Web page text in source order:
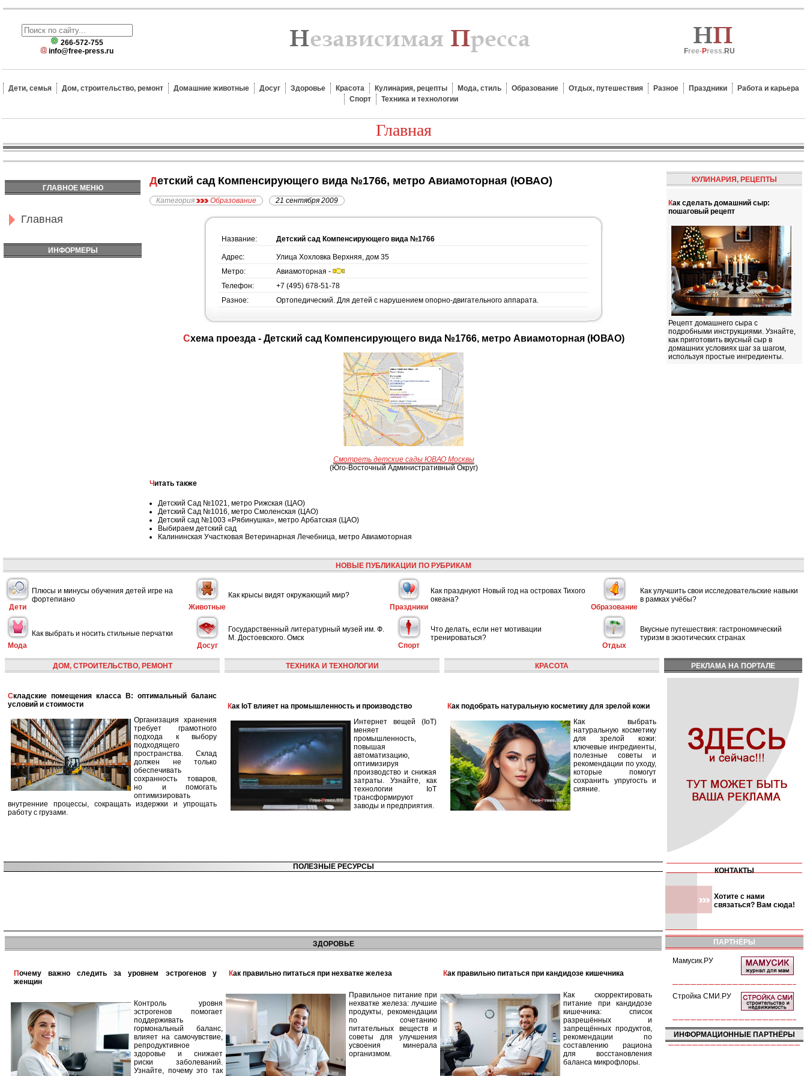
266-572-755
info@free-press.ru
Free-Press.RU
Дети, семья Дом, строительство, ремонт Домашние животные Досуг Здоровье Красота Кулинария, рецепты Мода, стиль Образование Отдых, путешествия Разное Праздники
Работа и карьера
Спорт
Техника и технологии
Главная
ГЛАВНОЕ МЕНЮ
Главная
ИНФОРМЕРЫ
Детский сад Компенсирующего вида №1766, метро Авиамоторная (ЮВАО)
Категория Образование 21 сентября 2009
Название: Детский сад Компенсирующего вида №1766
Адрес:
Улица Хохловка Верхняя, дом 35
Метро:
Авиамоторная -
Телефон:
+7 (495) 678-51-78
Разное:
Ортопедический. Для детей с нарушением опорно-двигательного аппарата.
Схема проезда - Детский сад Компенсирующего вида №1766, метро Авиамоторная (ЮВАО)
Смотреть детские сады ЮВАО Москвы
(Юго-Восточный Административный Округ)
Читать также
Детский Сад №1021, метро Рижская (ЦАО)
Детский Сад №1016, метро Смоленская (ЦАО)
Детский сад №1003 «Рябинушка», метро Арбатская (ЦАО)
Выбираем детский сад
Калининская Участковая Ветеринарная Лечебница, метро Авиамоторная
КУЛИНАРИЯ, РЕЦЕПТЫ
Как сделать домашний сыр:
пошаговый рецепт
Рецепт домашнего сыра с
подробными инструкциями. Узнайте,
как приготовить вкусный сыр в
домашних условиях шаг за шагом,
используя простые ингредиенты.
НОВЫЕ ПУБЛИКАЦИИ ПО РУБРИКАМ
Дети
Плюсы и минусы обучения детей игре на
фортепиано
Животные
Как крысы видят окружающий мир?
Праздники
Как празднуют Новый год на островах Тихого
океана?
Образование
Как улучшить свои исследовательские навыки
в рамках учёбы?
Мода
Как выбрать и носить стильные перчатки
Досуг
Государственный литературный музей им. Ф.
М. Достоевского. Омск
Спорт
Что делать, если нет мотивации
тренироваться?
Отдых
Вкусные путешествия: гастрономический
туризм в экзотических странах
ДОМ, СТРОИТЕЛЬСТВО, РЕМОНТ
Складские помещения класса B: оптимальный баланс
условий и стоимости
Организация хранения
требует грамотного
подхода к выбору
подходящего
пространства. Склад
должен не только
обеспечивать
сохранность товаров,
но и помогать
оптимизировать
внутренние процессы, сокращать издержки и упрощать
работу с грузами.
ТЕХНИКА И ТЕХНОЛОГИИ
Как IoT влияет на промышленность и производство
Интернет вещей (IoT)
меняет
промышленность,
повышая
автоматизацию,
оптимизируя
производство и снижая
затраты. Узнайте, как
технологии IoT
трансформируют
заводы и предприятия.
КРАСОТА
Как подобрать натуральную косметику для зрелой кожи
Как выбрать
натуральную косметику
для зрелой кожи:
ключевые ингредиенты,
полезные советы и
рекомендации по уходу,
которые помогут
сохранить упругость и
сияние.
РЕКЛАМА НА ПОРТАЛЕ
ПОЛЕЗНЫЕ РЕСУРСЫ КОНТАКТЫ
Хотите с нами
связаться? Вам сюда!
ЗДОРОВЬЕ
Почему важно следить за уровнем эстрогенов у
женщин
Контроль уровня
эстрогенов помогает
поддерживать
гормональный баланс,
влияет на самочувствие,
репродуктивное
здоровье и снижает
риски заболеваний.
Узнайте, почему это так
Как правильно питаться при нехватке железа
Правильное питание при
нехватке железа: лучшие
продукты, рекомендации
по сочетанию
питательных веществ и
советы для улучшения
усвоения минерала
организмом.
Как правильно питаться при кандидозе кишечника
Как скорректировать
питание при кандидозе
кишечника: список
разрешённых и
запрещённых продуктов,
рекомендации по
составлению рациона
для восстановления
баланса микрофлоры.
ПАРТНЁРЫ
Мамусик.РУ
Стройка СМИ.РУ
ИНФОРМАЦИОННЫЕ ПАРТНЁРЫ